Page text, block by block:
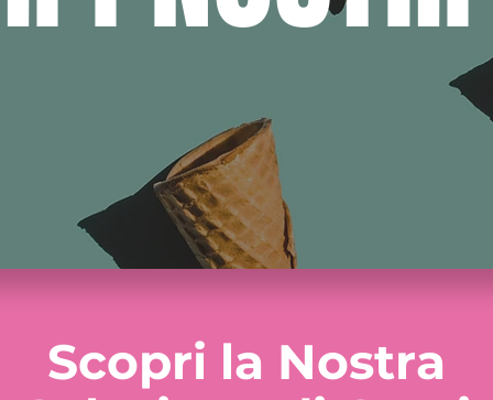
Scopri la Nostra